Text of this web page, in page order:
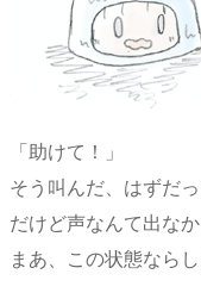
「助けて！」
そう叫んだ、はずだっ
だけど声なんて出なか
まあ、この状態なら